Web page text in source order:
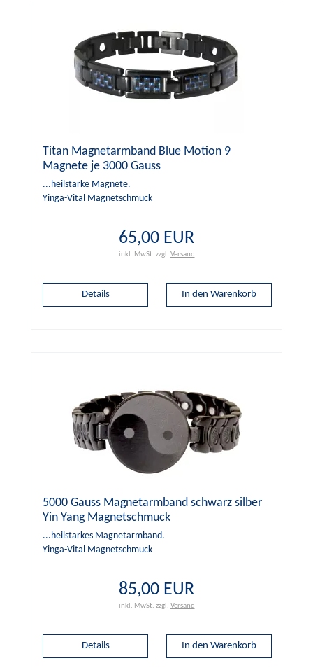
Titan Magnetarmband Blue Motion 9
Magnete je 3000 Gauss
...heilstarke Magnete.
Yinga-Vital Magnetschmuck
65,00 EUR
inkl. MwSt. zzgl. Versand
Details
5000 Gauss Magnetarmband schwarz silber
Yin Yang Magnetschmuck
...heilstarkes Magnetarmband.
Yinga-Vital Magnetschmuck
85,00 EUR
inkl. MwSt. zzgl. Versand
Details